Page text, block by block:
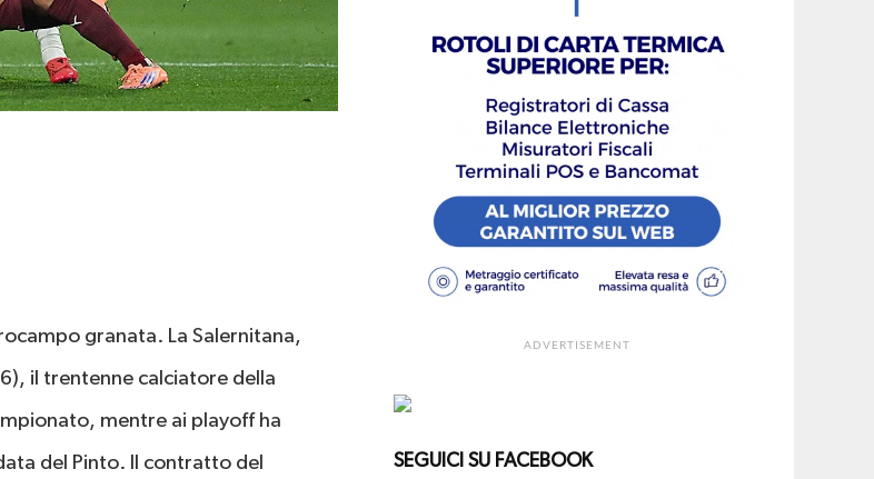
granata. La Salernitana,
il trentenne calciatore della
mentre ai playoff ha
del Pinto. Il contratto del
ADVERTISEMENT
SEGUICI SU FACEBOOK